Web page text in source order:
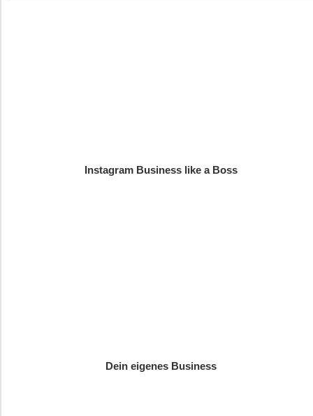
Instagram Business like a Boss
Dein eigenes Business